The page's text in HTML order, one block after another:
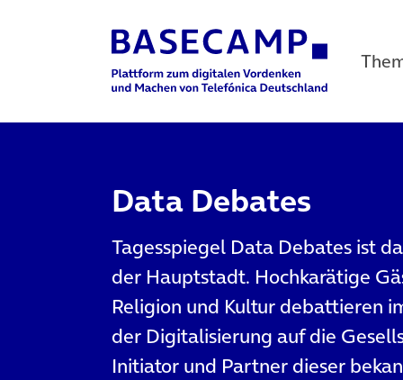
Main Navigation
Data Debates
Tagesspiegel Data Debates ist
der Hauptstadt. Hochkarätige
Religion und Kultur debattieren
der Digitalisierung auf die
Initiator und Partner dieser